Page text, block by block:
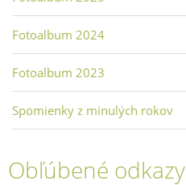
Fotoalbum 2024
Fotoalbum 2023
Spomienky z minulých rokov
Obľúbené odkazy